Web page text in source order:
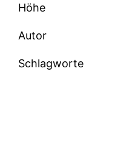
Höhe
Autor
Schlagworte